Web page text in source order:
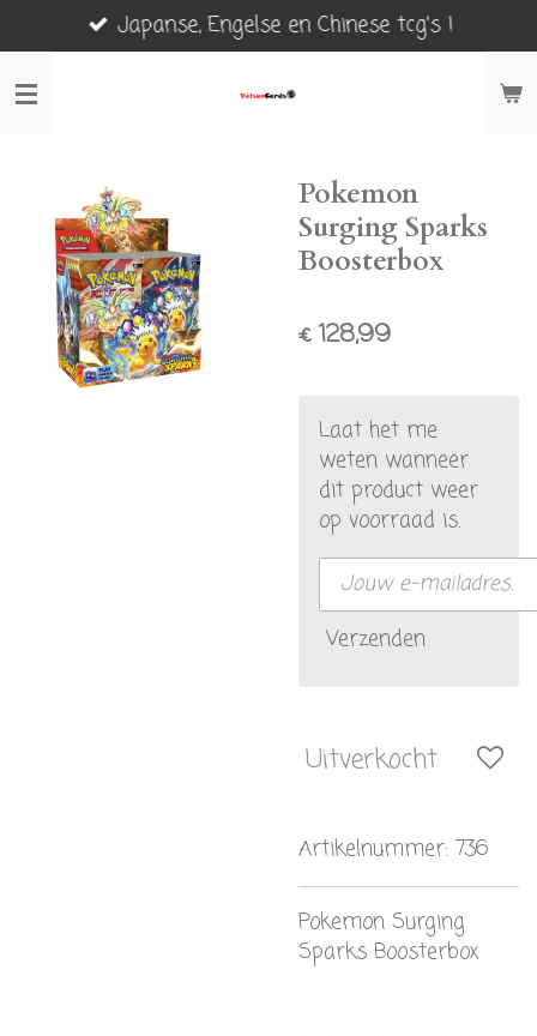
direct
naar
Japanse, Engelse en Chinese tcg's !
Pokemon
Surging Sparks
Boosterbox
€ 128,99
Laat het me
weten wanneer
dit product weer
op voorraad is.
Verzenden
Uitverkocht
Artikelnummer: 736
Pokemon Surging
Sparks Boosterbox